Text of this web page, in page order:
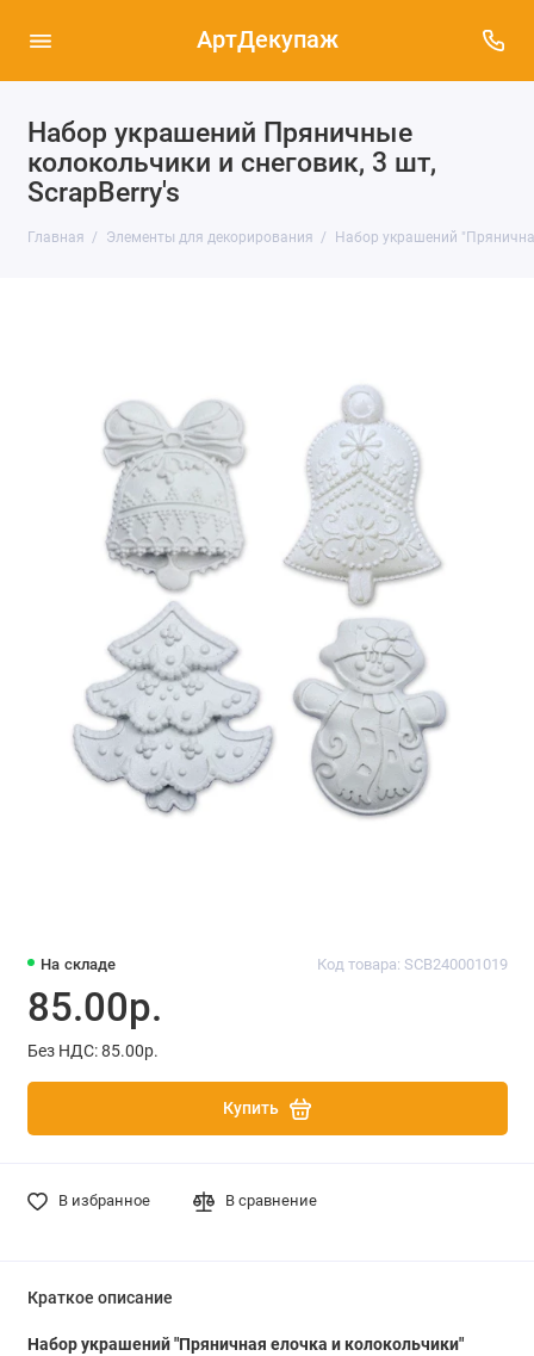
АртДекупаж
Набор украшений Пряничные
колокольчики и снеговик, 3 шт,
ScrapBerry's
Главная Элементы для декорирования Набор украшений
На складе Код товара: SCB240001019
85.00р.
Без НДС: 85.00р.
Купить
В избранное В сравнение
Краткое описание
Набор украшений "Пряничная елочка и колокольчики"